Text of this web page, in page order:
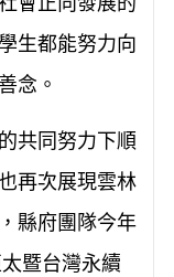
生都能努力向
念。
共同努力下順
再次展現雲林
縣府團隊今年
暨台灣永續